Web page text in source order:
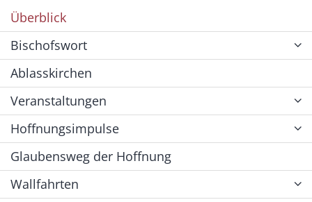
Überblick
Bischofswort
Ablasskirchen
Veranstaltungen
Hoffnungsimpulse
Glaubensweg der Hoffnung
Wallfahrten